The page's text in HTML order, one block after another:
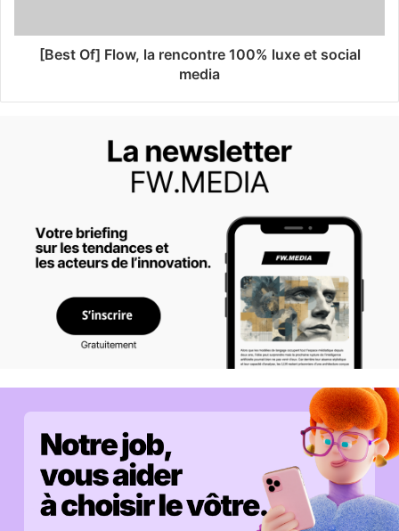
[Best Of] Flow, la rencontre 100% luxe et social
media